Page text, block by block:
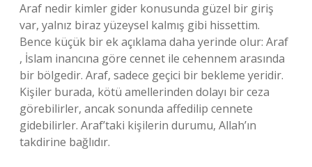
Araf nedir kimler gider konusunda güzel bir giriş
var, yalnız biraz yüzeysel kalmış gibi hissettim.
Bence küçük bir ek açıklama daha yerinde olur: Araf
, İslam inancına göre cennet ile cehennem arasında
bir bölgedir. Araf, sadece geçici bir bekleme yeridir.
Kişiler burada, kötü amellerinden dolayı bir ceza
görebilirler, ancak sonunda affedilip cennete
gidebilirler. Araf’taki kişilerin durumu, Allah’ın
takdirine bağlıdır.